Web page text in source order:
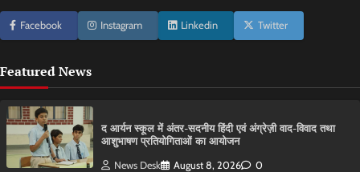
Facebook Instagram Linkedin Twitter
Featured News
द आर्यन स्कूल में अंतर-सदनीय हिंदी एवं अंग्रेज़ी वाद-विवाद तथा
आशुभाषण प्रतियोगिताओं का आयोजन
News Desk August 8, 2026 0